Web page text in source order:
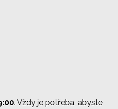
. Vždy je potřeba, abyste